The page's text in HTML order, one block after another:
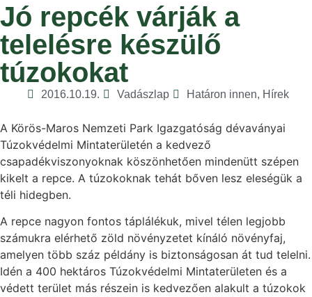
Jó repcék várják a
telelésre készülő
túzokokat
2016.10.19. Vadászlap Határon innen, Hírek
A Körös-Maros Nemzeti Park Igazgatóság dévaványai
Túzokvédelmi Mintaterületén a kedvező
csapadékviszonyoknak köszönhetően mindenütt szépen
kikelt a repce. A túzokoknak tehát bőven lesz eleségük a
téli hidegben.
A repce nagyon fontos táplálékuk, mivel télen legjobb
számukra elérhető zöld növényzetet kínáló növényfaj,
amelyen több száz példány is biztonságosan át tud telelni.
Idén a 400 hektáros Túzokvédelmi Mintaterületen és a
védett terület más részein is kedvezően alakult a túzokok